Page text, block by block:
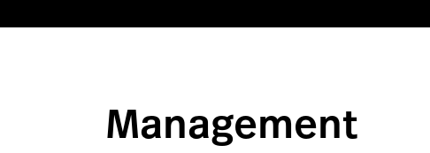
Management